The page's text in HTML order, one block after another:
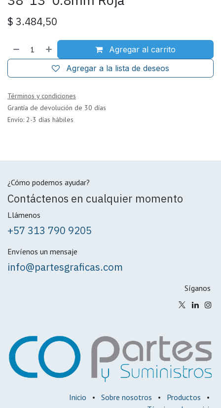
$ 3.484,50
Agregar al carrito
Agregar a la lista de deseos
Términos y condiciones
Grantía de devolución de 30 días
Envío: 2-3 días hábiles
¿Cómo podemos ayudar?
Contáctenos en cualquier momento
Llámenos
+57 313 790 9205
Envíenos un mensaje
info@partesgraficas.com
Síganos
Inicio • Sobre nosotros • Productos
•